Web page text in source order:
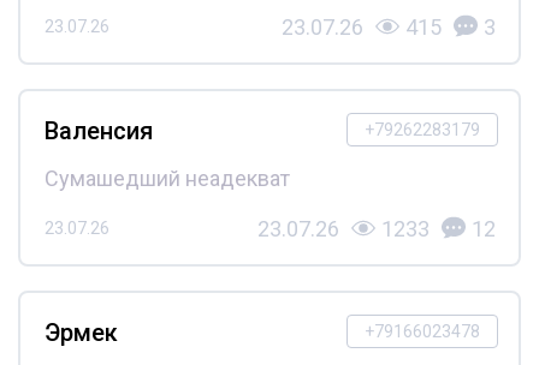
23.07.26 23.07.26 415 3
+79262283179
Валенсия
Сумашедший неадекват
23.07.26 23.07.26 1233 12
+79166023478
Эрмек